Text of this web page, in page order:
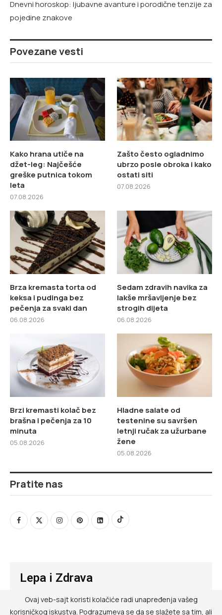
Dnevni horoskop: ljubavne avanture i porodične tenzije za
pojedine znakove
Povezane vesti
Kako hrana utiče na
džet-leg: Najčešće
greške putnica tokom
leta
07.08.2026
Zašto često ogladnimo
ubrzo posle obroka i kako
ostati siti
07.08.2026
Brza kremasta torta od
keksa i pudinga bez
pečenja za svaki dan
06.08.2026
Sedam zdravih navika za
lakše mršavljenje bez
strogih dijeta
06.08.2026
Brzi kremasti kolač bez
brašna i pečenja za 10
minuta
05.08.2026
Hladne salate od
testenine su savršen
letnji ručak za užurbane
žene
05.08.2026
Pratite nas
Lepa i Zdrava
@ RED MEDIA GROUP 2026
Ovaj veb-sajt koristi kolačiće radi unapređenja vašeg
korisničkog iskustva. Podrazumeva se da se slažete sa tim, ali